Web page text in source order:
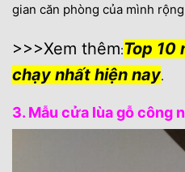
gian căn phòng của mình
>>>Xem thêm:Top 10
chạy nhất hiện nay.
3. Mẫu cửa lùa gỗ công